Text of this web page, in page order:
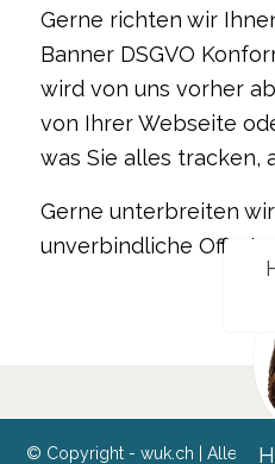
Gerne richten wir
Banner DSGVO
wird von uns vorher
von Ihrer Webseite
was Sie alles tracken,
Gerne unterbreiten
unverbindliche Offerte
© Copyright - wuk.ch | Alle